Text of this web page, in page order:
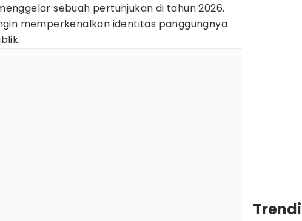
sebuah pertunjukan di tahun 2026.
memperkenalkan identitas panggungnya